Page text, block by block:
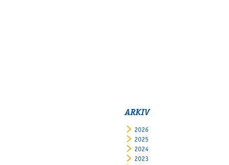
ARKIV
2026
2025
2024
2023